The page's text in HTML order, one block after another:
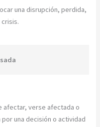
una disrupción, perdida,
afectar, verse afectada o
una decisión o actividad